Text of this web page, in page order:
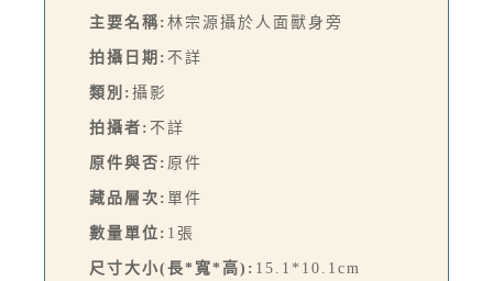
主要名稱: 林宗源攝於人面獸身旁
拍攝日期: 不詳
類別: 攝影
拍攝者: 不詳
原件與否: 原件
藏品層次: 單件
數量單位: 1張
尺寸大小(長*寬*高): 15.1*10.1cm